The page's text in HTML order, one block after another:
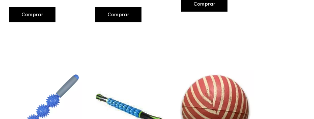
Comprar Comprar
Comprar